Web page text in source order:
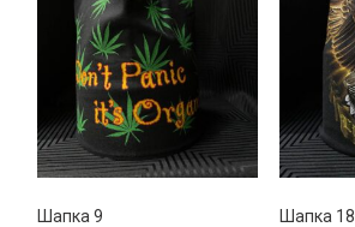
Шапка 9 Шапка 18